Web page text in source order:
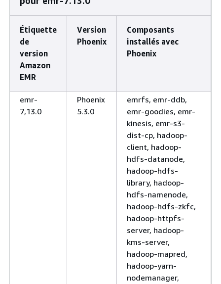
Étiquette
de
version
Amazon
EMR
Version
Phoenix
Composants
installés avec
Phoenix
emr-
7,13.0
Phoenix
5.3.0
emrfs, emr-ddb,
emr-goodies, emr-
kinesis, emr-s3-
dist-cp, hadoop-
client, hadoop-
hdfs-datanode,
hadoop-hdfs-
library, hadoop-
hdfs-namenode,
hadoop-hdfs-zkfc,
hadoop-httpfs-
server, hadoop-
kms-server,
hadoop-mapred,
hadoop-yarn-
nodemanager,